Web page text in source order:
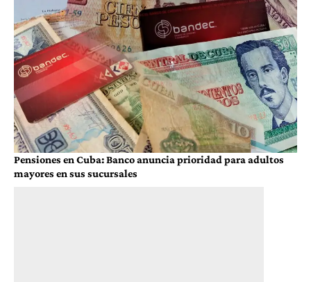
Pensiones en Cuba: Banco anuncia prioridad para adultos
mayores en sus sucursales